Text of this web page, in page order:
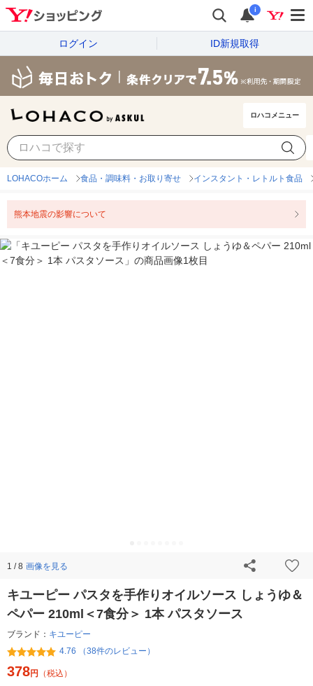
i
ログイン ID新規取得
ロハコメニュー
LOHACOホーム 食品・調味料・お取り寄せ インスタント・レトルト食品
熊本地震の影響について
1 / 8 画像を見る
キユーピー パスタを手作りオイルソース しょうゆ＆
ペパー 210ml＜7食分＞ 1本 パスタソース
ブランド： キユーピー
4.76 （38件のレビュー）
378円 （税込）